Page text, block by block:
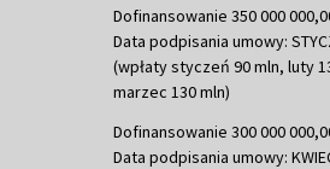
Dofinansowanie 350 000
Data podpisania umowy:
(wpłaty styczeń 90 mln, luty
marzec 130 mln)
Dofinansowanie 300 000
Data podpisania umowy: